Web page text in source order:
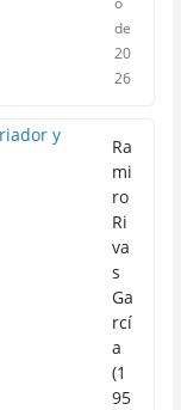
de
20
26
Ra
mi
ro
Ri
va
s
Ga
rcí
a
(1
95